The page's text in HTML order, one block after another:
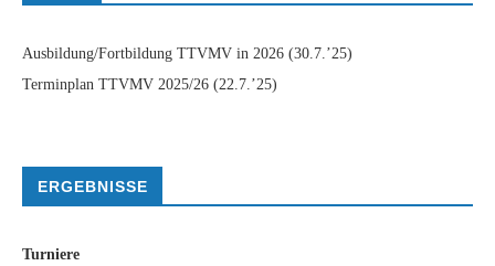
Ausbildung/Fortbildung TTVMV in 2026 (30.7.’25)
Terminplan TTVMV 2025/26 (22.7.’25)
ERGEBNISSE
Turniere